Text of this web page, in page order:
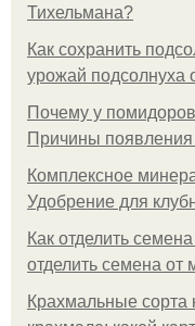
Тихельмана?
Как сохранить
урожай подсолнуха
Почему у
Причины
Комплексное
Удобрение для
Как отделить
отделить семена от
Крахмальные сорта